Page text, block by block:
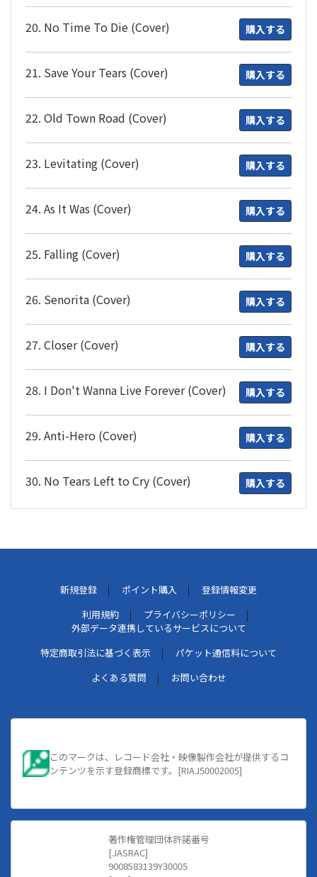
20. No Time To Die (Cover) 購入する
21. Save Your Tears (Cover) 購入する
22. Old Town Road (Cover) 購入する
23. Levitating (Cover) 購入する
24. As It Was (Cover) 購入する
25. Falling (Cover) 購入する
26. Senorita (Cover) 購入する
27. Closer (Cover) 購入する
28. I Don't Wanna Live Forever (Cover) 購入する
29. Anti-Hero (Cover) 購入する
30. No Tears Left to Cry (Cover) 購入する
新規登録 ポイント購入
登録情報変更
利用規約
プライバシーポリシー
外部データ連携しているサービスについて
特定商取引法に基づく表示
パケット通信料について
よくある質問
お問い合わせ
このマークは、レコード会社・映像製作会社が提供するコ
ンテンツを示す登録商標です。[RIAJ50002005]
著作権管理団体許諾番号
[JASRAC]
9008583139Y30005